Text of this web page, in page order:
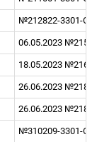
№212822-3301-
06.05.2023
18.05.2023
26.06.2023
26.06.2023
№310209-3301-